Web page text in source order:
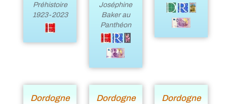
Préhistoire
1923-2023
Joséphine
Baker au
Panthéon
Dordogne
Dordogne
Dordogne